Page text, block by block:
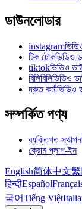
ডাউনলোডার
টিক টোকভিডিও
tiktokভিডিও
বিলিবিলিভিডিও
দ্রুত কর্মীভিডিও
সম্পর্কিত পণ্য
ব্যক্তিগত
ক্রোম প্লাগ-ইন
English简体中文
हिन्दीEspañol
국어Tiếng Việt